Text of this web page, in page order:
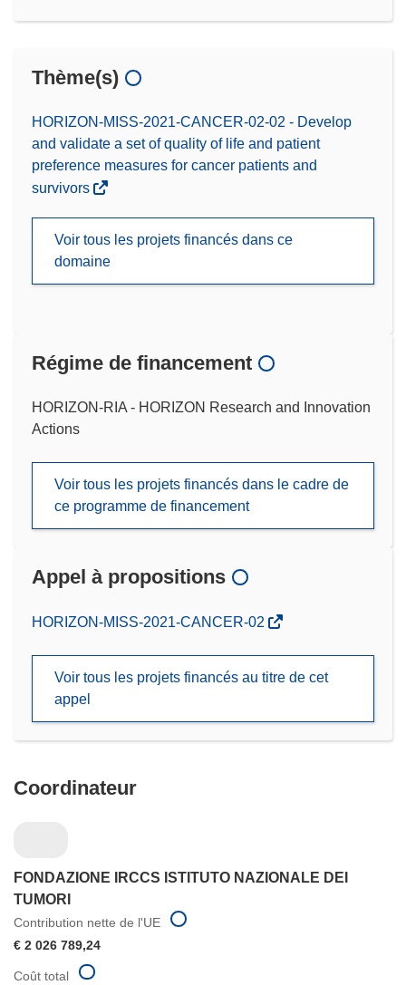
Thème(s)
HORIZON-MISS-2021-CANCER-02-02 - Develop
and validate a set of quality of life and patient
preference measures for cancer patients and
survivors
Voir tous les projets financés dans ce
domaine
Régime de financement
HORIZON-RIA - HORIZON Research and Innovation
Actions
Voir tous les projets financés dans le cadre de
ce programme de financement
Appel à propositions
(s’ouvre
nouvelle
fenêtre)
HORIZON-MISS-2021-CANCER-02
Voir tous les projets financés au titre de cet
appel
Coordinateur
FONDAZIONE IRCCS ISTITUTO NAZIONALE DEI
TUMORI
Contribution nette de l'UE
€ 2 026 789,24
Coût total